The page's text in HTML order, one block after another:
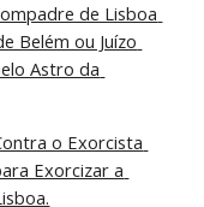
de Lisboa
Belém ou Juízo
Astro da
o Exorcista
Exorcizar a